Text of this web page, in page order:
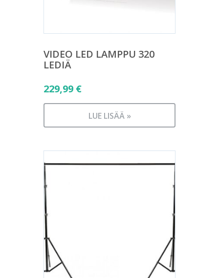
VIDEO LED LAMPPU 320
LEDIÄ
229,99 €
LUE LISÄÄ »